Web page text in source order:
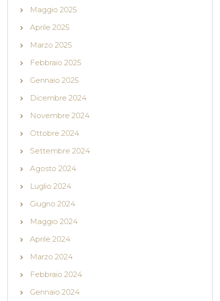
Maggio 2025
Aprile 2025
Marzo 2025
Febbraio 2025
Gennaio 2025
Dicembre 2024
Novembre 2024
Ottobre 2024
Settembre 2024
Agosto 2024
Luglio 2024
Giugno 2024
Maggio 2024
Aprile 2024
Marzo 2024
Febbraio 2024
Gennaio 2024